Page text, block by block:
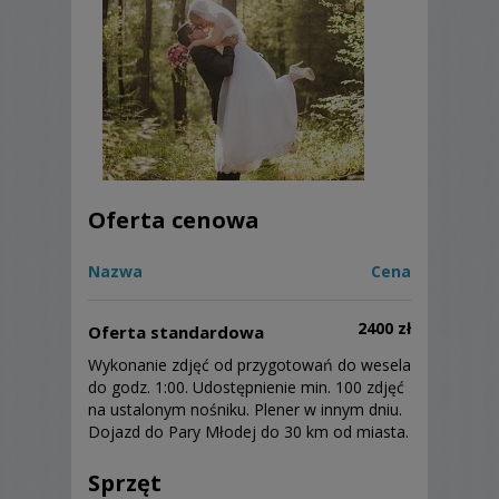
Oferta cenowa
Nazwa Cena
Oferta standardowa
2400 zł
Wykonanie zdjęć od przygotowań do wesela
do godz. 1:00. Udostępnienie min. 100 zdjęć
na ustalonym nośniku. Plener w innym dniu.
Dojazd do Pary Młodej do 30 km od miasta.
Sprzęt